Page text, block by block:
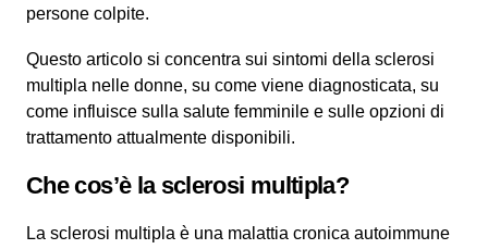
persone colpite.
Questo articolo si concentra sui sintomi della sclerosi
multipla nelle donne, su come viene diagnosticata, su
come influisce sulla salute femminile e sulle opzioni di
trattamento attualmente disponibili.
Che cos’è la sclerosi multipla?
La sclerosi multipla è una malattia cronica autoimmune